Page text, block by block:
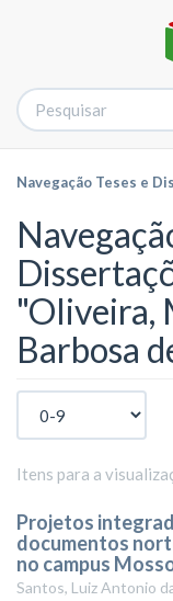
Navegação Teses e
"Oliveira,
Barbosa
Itens para a
Projetos
documentos
no campus
Santos, Luiz Antonio